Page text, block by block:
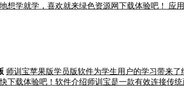
学就学，喜欢就来绿色资源网下载体验吧！ 应
师训宝苹果版学员版软件为学生用户的学习带来
下载体验吧！软件介绍师训宝是一款有效连接传